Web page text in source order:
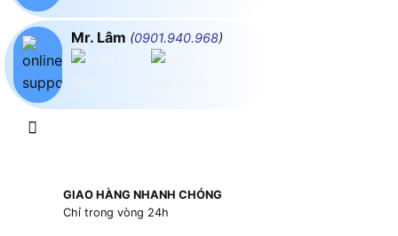
Mr. Lâm (0901.940.968)
GIAO HÀNG NHANH CHÓNG
Chỉ trong vòng 24h